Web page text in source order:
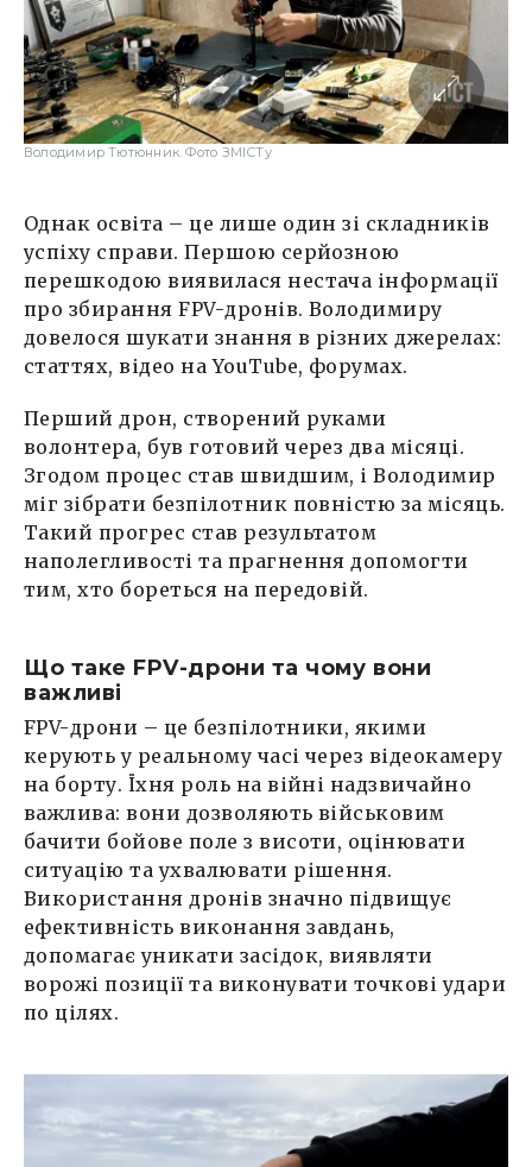
Володимир Тютюнник. Фото ЗМІСТу
Однак освіта – це лише один зі складників
успіху справи. Першою серйозною
перешкодою виявилася нестача інформації
про збирання FPV-дронів. Володимиру
довелося шукати знання в різних джерелах:
статтях, відео на YouTube, форумах.
Перший дрон, створений руками
волонтера, був готовий через два місяці.
Згодом процес став швидшим, і Володимир
міг зібрати безпілотник повністю за місяць.
Такий прогрес став результатом
наполегливості та прагнення допомогти
тим, хто бореться на передовій.
Що таке FPV-дрони та чому вони
важливі
FPV-дрони – це безпілотники, якими
керують у реальному часі через відеокамеру
на борту. Їхня роль на війні надзвичайно
важлива: вони дозволяють військовим
бачити бойове поле з висоти, оцінювати
ситуацію та ухвалювати рішення.
Використання дронів значно підвищує
ефективність виконання завдань,
допомагає уникати засідок, виявляти
ворожі позиції та виконувати точкові удари
по цілях.